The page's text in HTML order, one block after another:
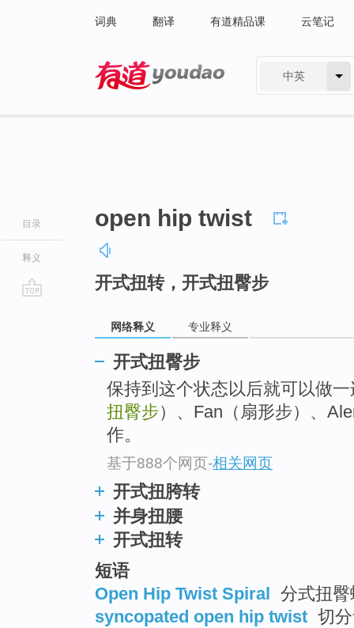
词典 翻译 有道精品课 云笔记
中英
目录
释义
open hip twist
开式扭转，开式扭臀步
网络释义 专业释义
开式扭臀步
保持到这个状态以后就可以做
扭臀步）、Fan（扇形步）、
作。
基于888个网页-相关网页
开式扭胯转
并身扭腰
开式扭转
短语
Open Hip Twist Spiral 分式扭
syncopated open hip twist 切